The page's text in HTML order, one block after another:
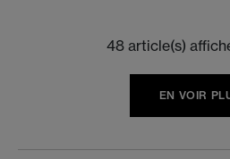
48 article(s)
EN VOIR